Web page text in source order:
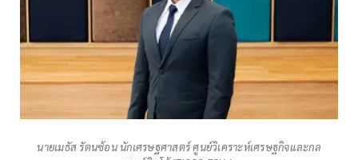
นายเมธัส รัตนซ้อน นักเศรษฐศาสตร์ ศูนย์วิเคราะห์เศรษฐกิจและกล